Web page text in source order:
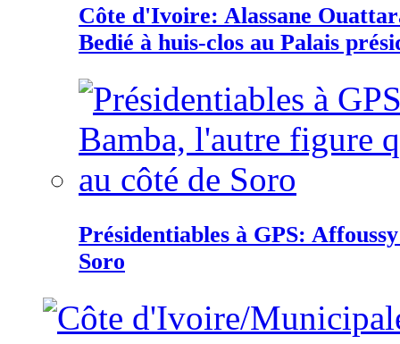
Côte d'Ivoire: Alassane
Bedié à huis-clos au Palais
Présidentiables à GPS:
Soro